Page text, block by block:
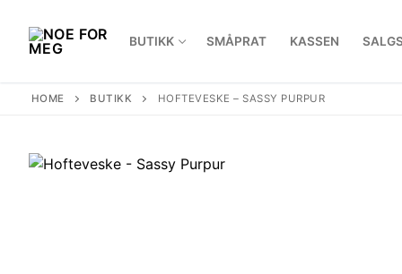
content
BUTIKK SMÅPRAT KASSEN
HOME BUTIKK HOFTEVESKE – SASSY PURPUR